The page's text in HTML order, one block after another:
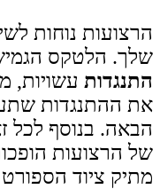
הרצועות נוחות
שלך. הלטקס
התנגדות עשויות,
את ההתנגדות
הבאה. בנוסף לכל
של הרצועות
מתיק ציוד